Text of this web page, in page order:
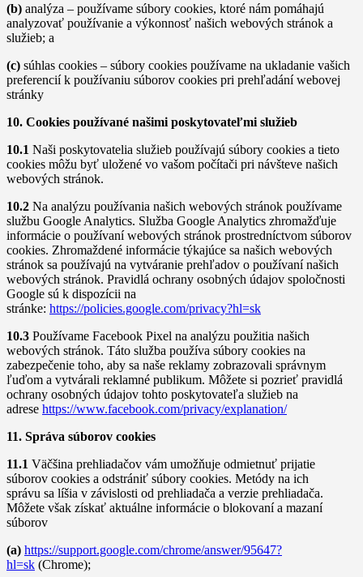
(b) analýza – používame súbory cookies, ktoré nám pomáhajú
analyzovať používanie a výkonnosť našich webových stránok a
služieb; a
(c) súhlas cookies – súbory cookies používame na ukladanie vašich
preferencií k používaniu súborov cookies pri prehľadání webovej
stránky
10. Cookies používané našimi poskytovateľmi služieb
10.1 Naši poskytovatelia služieb používajú súbory cookies a tieto
cookies môžu byť uložené vo vašom počítači pri návšteve našich
webových stránok.
10.2 Na analýzu používania našich webových stránok používame
službu Google Analytics. Služba Google Analytics zhromažďuje
informácie o používaní webových stránok prostredníctvom súborov
cookies. Zhromaždené informácie týkajúce sa našich webových
stránok sa používajú na vytváranie prehľadov o používaní našich
webových stránok. Pravidlá ochrany osobných údajov spoločnosti
Google sú k dispozícii na
stránke: https://policies.google.com/privacy?hl=sk
10.3 Používame Facebook Pixel na analýzu použitia našich
webových stránok. Táto služba používa súbory cookies na
zabezpečenie toho, aby sa naše reklamy zobrazovali správnym
ľuďom a vytvárali reklamné publikum. Môžete si pozrieť pravidlá
ochrany osobných údajov tohto poskytovateľa služieb na
adrese https://www.facebook.com/privacy/explanation/
11. Správa súborov cookies
11.1 Väčšina prehliadačov vám umožňuje odmietnuť prijatie
súborov cookies a odstrániť súbory cookies. Metódy na ich
správu sa líšia v závislosti od prehliadača a verzie prehliadača.
Môžete však získať aktuálne informácie o blokovaní a mazaní
súborov
(a) https://support.google.com/chrome/answer/95647?
hl=sk (Chrome);